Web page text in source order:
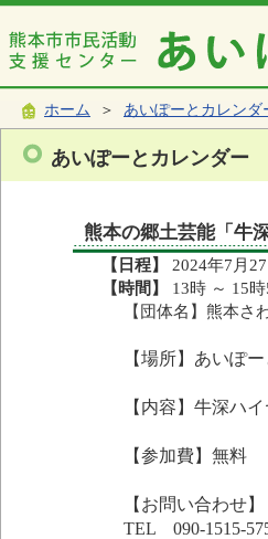
ホーム ＞ あいぽーとカレンダ
あいぽーとカレンダー
熊本の郷土芸能「牛
【日程】
2024年7月
【時間】
13時 ～ 15
【団体名】熊本さ
【場所】あいぽ
【内容】牛深ハ
【参加費】無料
【お問い合わせ】
TEL 090-1515-